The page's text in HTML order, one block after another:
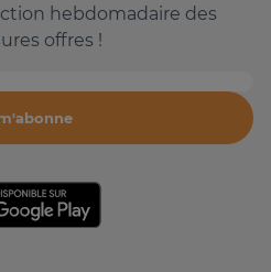
hebdomadaire des
offres !